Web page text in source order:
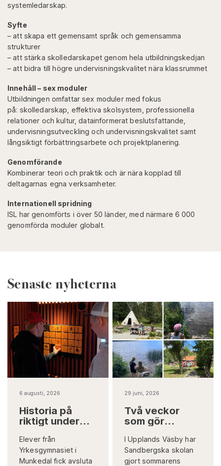
systemledarskap.
Syfte
– att skapa ett gemensamt språk och gemensamma
strukturer
– att stärka skolledarskapet genom hela utbildningskedjan
– att bidra till högre undervisningskvalitet nära klassrummet
Innehåll – sex moduler
Utbildningen omfattar sex moduler med fokus
på: skolledarskap, effektiva skolsystem, professionella
relationer och kultur, datainformerat beslutsfattande,
undervisningsutveckling och undervisningskvalitet samt
långsiktigt förbättringsarbete och projektplanering.
Genomförande
Kombinerar teori och praktik och är nära kopplad till
deltagarnas egna verksamheter.
Internationell spridning
ISL har genomförts i över 50 länder, med närmare 6 000
genomförda moduler globalt.
Senaste nyheterna
6 augusti, 2026
Historia på
riktigt under
Elever från
Yrkesgymnasiet i
Munkedal fick avsluta
29 juni, 2026
Två veckor
som gör
riktigt
I Upplands Väsby har
Sandbergska skolan
gjort sommarens